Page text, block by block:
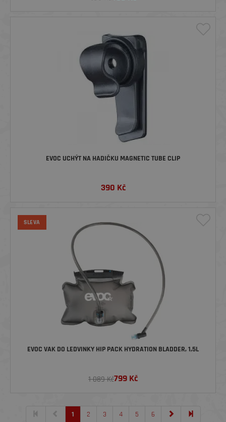
EVOC UCHÝT NA HADIČKU MAGNETIC TUBE CLIP
390 Kč
SLEVA
EVOC VAK DO LEDVINKY HIP PACK HYDRATION BLADDER, 1,5L
1 089 Kč799 Kč
1 2 3 4 5 6